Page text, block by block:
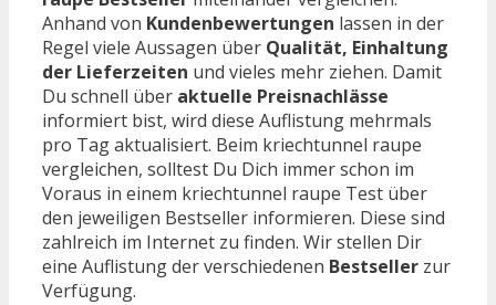
Anhand von Kundenbewertungen lassen in der
Regel viele Aussagen über Qualität, Einhaltung
der Lieferzeiten und vieles mehr ziehen. Damit
Du schnell über aktuelle Preisnachlässe
informiert bist, wird diese Auflistung mehrmals
pro Tag aktualisiert. Beim kriechtunnel raupe
vergleichen, solltest Du Dich immer schon im
Voraus in einem kriechtunnel raupe Test über
den jeweiligen Bestseller informieren. Diese sind
zahlreich im Internet zu finden. Wir stellen Dir
eine Auflistung der verschiedenen Bestseller zur
Verfügung.